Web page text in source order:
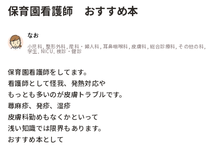
保育園看護師　おすすめ本
なお
小児科, 整形外科, 産科・婦人科, 耳鼻咽喉科, 皮膚科, 総合診療科, その他の科,
学生, NICU, 検診・健診
保育園看護師をしてます。
看護師として怪我、発熱対応や
もっとも多いのが皮膚トラブルです。
蕁麻疹、発疹、湿疹
皮膚科勤めもなくかといって
浅い知識では限界もあります。
おすすめ本として